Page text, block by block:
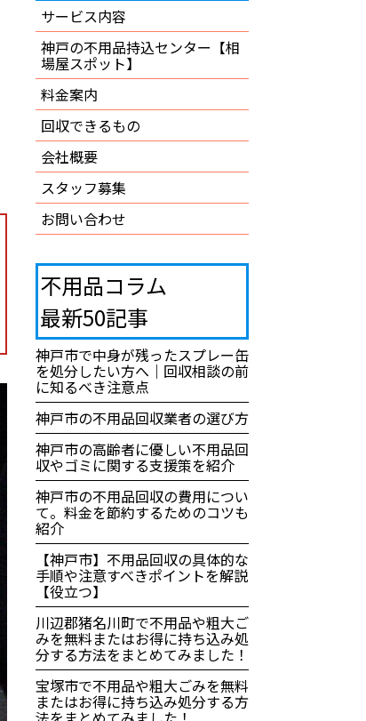
サービス内容
神戸の不用品持込センター【相
場屋スポット】
料金案内
回収できるもの
会社概要
スタッフ募集
お問い合わせ
不用品コラム
最新50記事
神戸市で中身が残ったスプレー缶
を処分したい方へ｜回収相談の前
に知るべき注意点
神戸市の不用品回収業者の選び方
神戸市の高齢者に優しい不用品回
収やゴミに関する支援策を紹介
神戸市の不用品回収の費用につい
て。料金を節約するためのコツも
紹介
【神戸市】不用品回収の具体的な
手順や注意すべきポイントを解説
【役立つ】
川辺郡猪名川町で不用品や粗大ご
みを無料またはお得に持ち込み処
分する方法をまとめてみました！
宝塚市で不用品や粗大ごみを無料
またはお得に持ち込み処分する方